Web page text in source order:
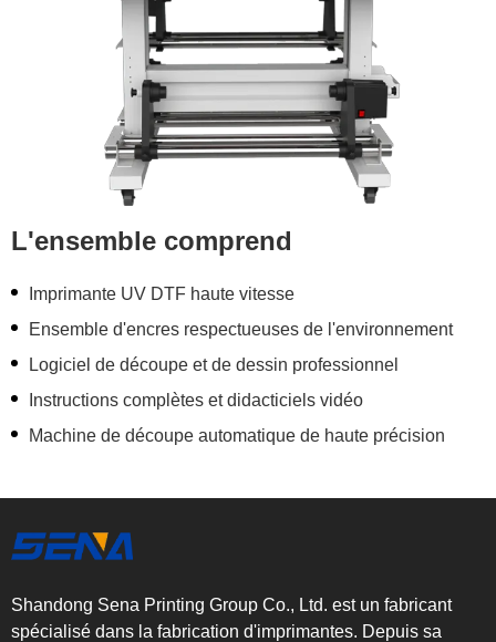
L'ensemble comprend
Imprimante UV DTF haute vitesse
Ensemble d'encres respectueuses de l'environnement
Logiciel de découpe et de dessin professionnel
Instructions complètes et didacticiels vidéo
Machine de découpe automatique de haute précision
Shandong Sena Printing Group Co., Ltd. est un fabricant
spécialisé dans la fabrication d'imprimantes. Depuis sa